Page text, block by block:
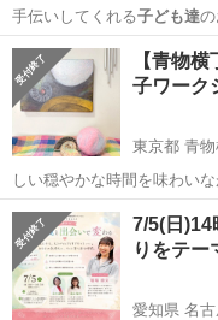
手伝いしてくれる子ども達
も達先着50名にお菓…
大阪 大阪市 出戸駅
【青物
子ワーク
東京都 青
しい穏やかな時間を味わいな
---…
東京 品川区 青物横
7/5(日)14
りをテー
愛知県 名古